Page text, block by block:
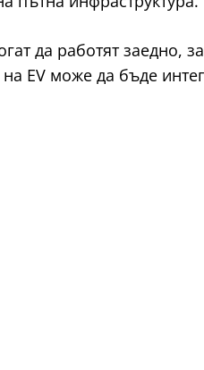
да работят заедно,
EV може да бъде